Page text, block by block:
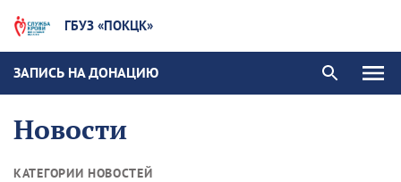
ГБУЗ «ПОКЦК»
ЗАПИСЬ НА ДОНАЦИЮ
Новости
КАТЕГОРИИ НОВОСТЕЙ